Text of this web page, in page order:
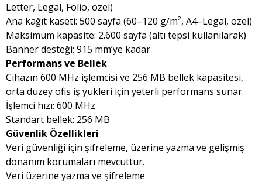
Letter, Legal, Folio, özel)
Ana kağıt kaseti: 500 sayfa (60–120 g/m², A4–Legal, özel)
Maksimum kapasite: 2.600 sayfa (altı tepsi kullanılarak)
Banner desteği: 915 mm’ye kadar
Performans ve Bellek
Cihazın 600 MHz işlemcisi ve 256 MB bellek kapasitesi,
orta düzey ofis iş yükleri için yeterli performans sunar.
İşlemci hızı: 600 MHz
Standart bellek: 256 MB
Güvenlik Özellikleri
Veri güvenliği için şifreleme, üzerine yazma ve gelişmiş
donanım korumaları mevcuttur.
Veri üzerine yazma ve şifreleme